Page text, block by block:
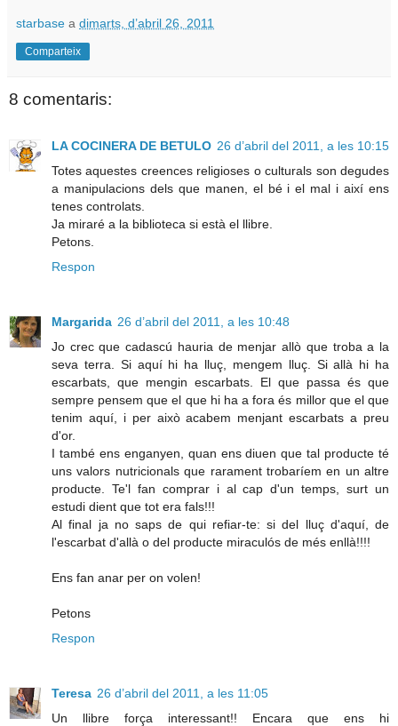
starbase a dimarts, d’abril 26, 2011
Comparteix
8 comentaris:
LA COCINERA DE BETULO 26 d’abril del 2011, a les 10:15
Totes aquestes creences religioses o culturals son degudes
a manipulacions dels que manen, el bé i el mal i així ens
tenes controlats.
Ja miraré a la biblioteca si està el llibre.
Petons.
Respon
Margarida 26 d’abril del 2011, a les 10:48
Jo crec que cadascú hauria de menjar allò que troba a la
seva terra. Si aquí hi ha lluç, mengem lluç. Si allà hi ha
escarbats, que mengin escarbats. El que passa és que
sempre pensem que el que hi ha a fora és millor que el que
tenim aquí, i per això acabem menjant escarbats a preu
d'or.
I també ens enganyen, quan ens diuen que tal producte té
uns valors nutricionals que rarament trobaríem en un altre
producte. Te'l fan comprar i al cap d'un temps, surt un
estudi dient que tot era fals!!!
Al final ja no saps de qui refiar-te: si del lluç d'aquí, de
l'escarbat d'allà o del producte miraculós de més enllà!!!!
Ens fan anar per on volen!
Petons
Respon
Teresa 26 d’abril del 2011, a les 11:05
Un llibre força interessant!! Encara que ens hi